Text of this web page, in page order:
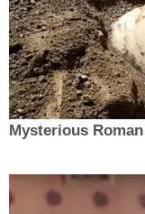
Mysterious